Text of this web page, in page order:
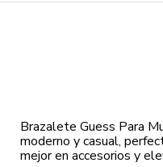
Brazalete Guess Para
moderno y casual,
mejor en accesorios y